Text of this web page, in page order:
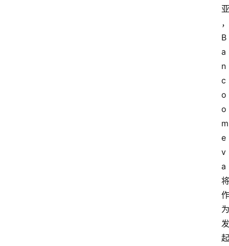
亚
，
B
a
n
c
o
o
m
e
v
a
将
作
为
发
起